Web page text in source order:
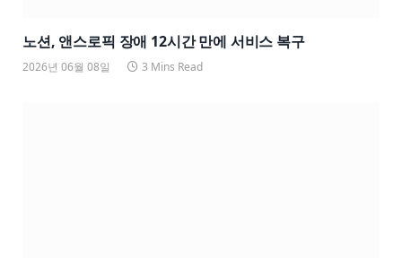
노션, 앤스로픽 장애 12시간 만에 서비스 복구
2026년 06월 08일 3 Mins Read